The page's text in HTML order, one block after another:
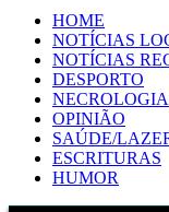
HOME
NOTÍCIAS
NOTÍCIAS
DESPORTO
NECROLOGIA
OPINIÃO
SAÚDE/
ESCRITURAS
HUMOR